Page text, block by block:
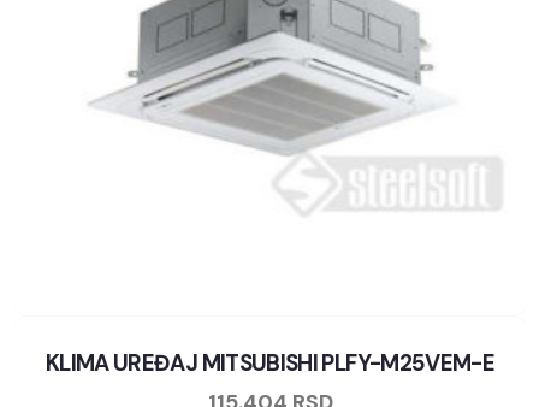
KLIMA UREĐAJ MITSUBISHI PLFY-M25VEM-E